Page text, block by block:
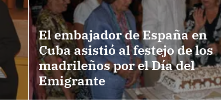
El embajador de España en
Cuba asistió al festejo de los
madrileños por el Día del
Emigrante